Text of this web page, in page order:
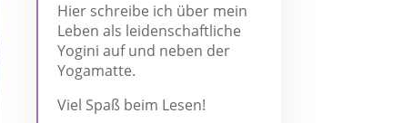
Hier schreibe ich über mein
Leben als leidenschaftliche
Yogini auf und neben der
Yogamatte.
Viel Spaß beim Lesen!